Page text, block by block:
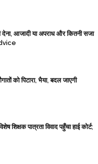
देना, आजादी या अपराध और कितनी सजा
को पिटारा, भैया, बदल जाएगी
शिक्षक पात्रता विवाद पहुँचा हाई कोर्ट;